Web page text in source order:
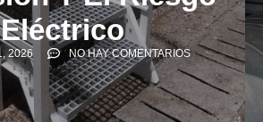
Eléctrico
2026 NO HAY COMENTARIOS